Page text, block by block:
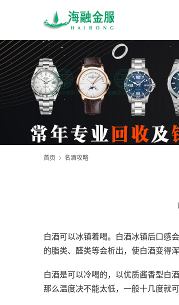
首页 名酒攻略
白酒可以冰镇着喝。白酒冰镇后口感
的脂类、醛类等会析出，使白酒变得
白酒是可以冷喝的，以优质酱香型白
那么温度决不能太低，一般十几度就